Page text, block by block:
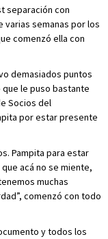
separación con
varias semanas por los
comenzó ella con
demasiados puntos
le puso bastante
Socios del
por estar presente
Pampita para estar
acá no se miente,
muchas
comenzó con todo
y todos los